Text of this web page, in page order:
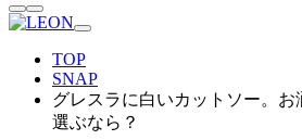
TOP
SNAP
グレスラに白いカットソー。
選ぶなら？